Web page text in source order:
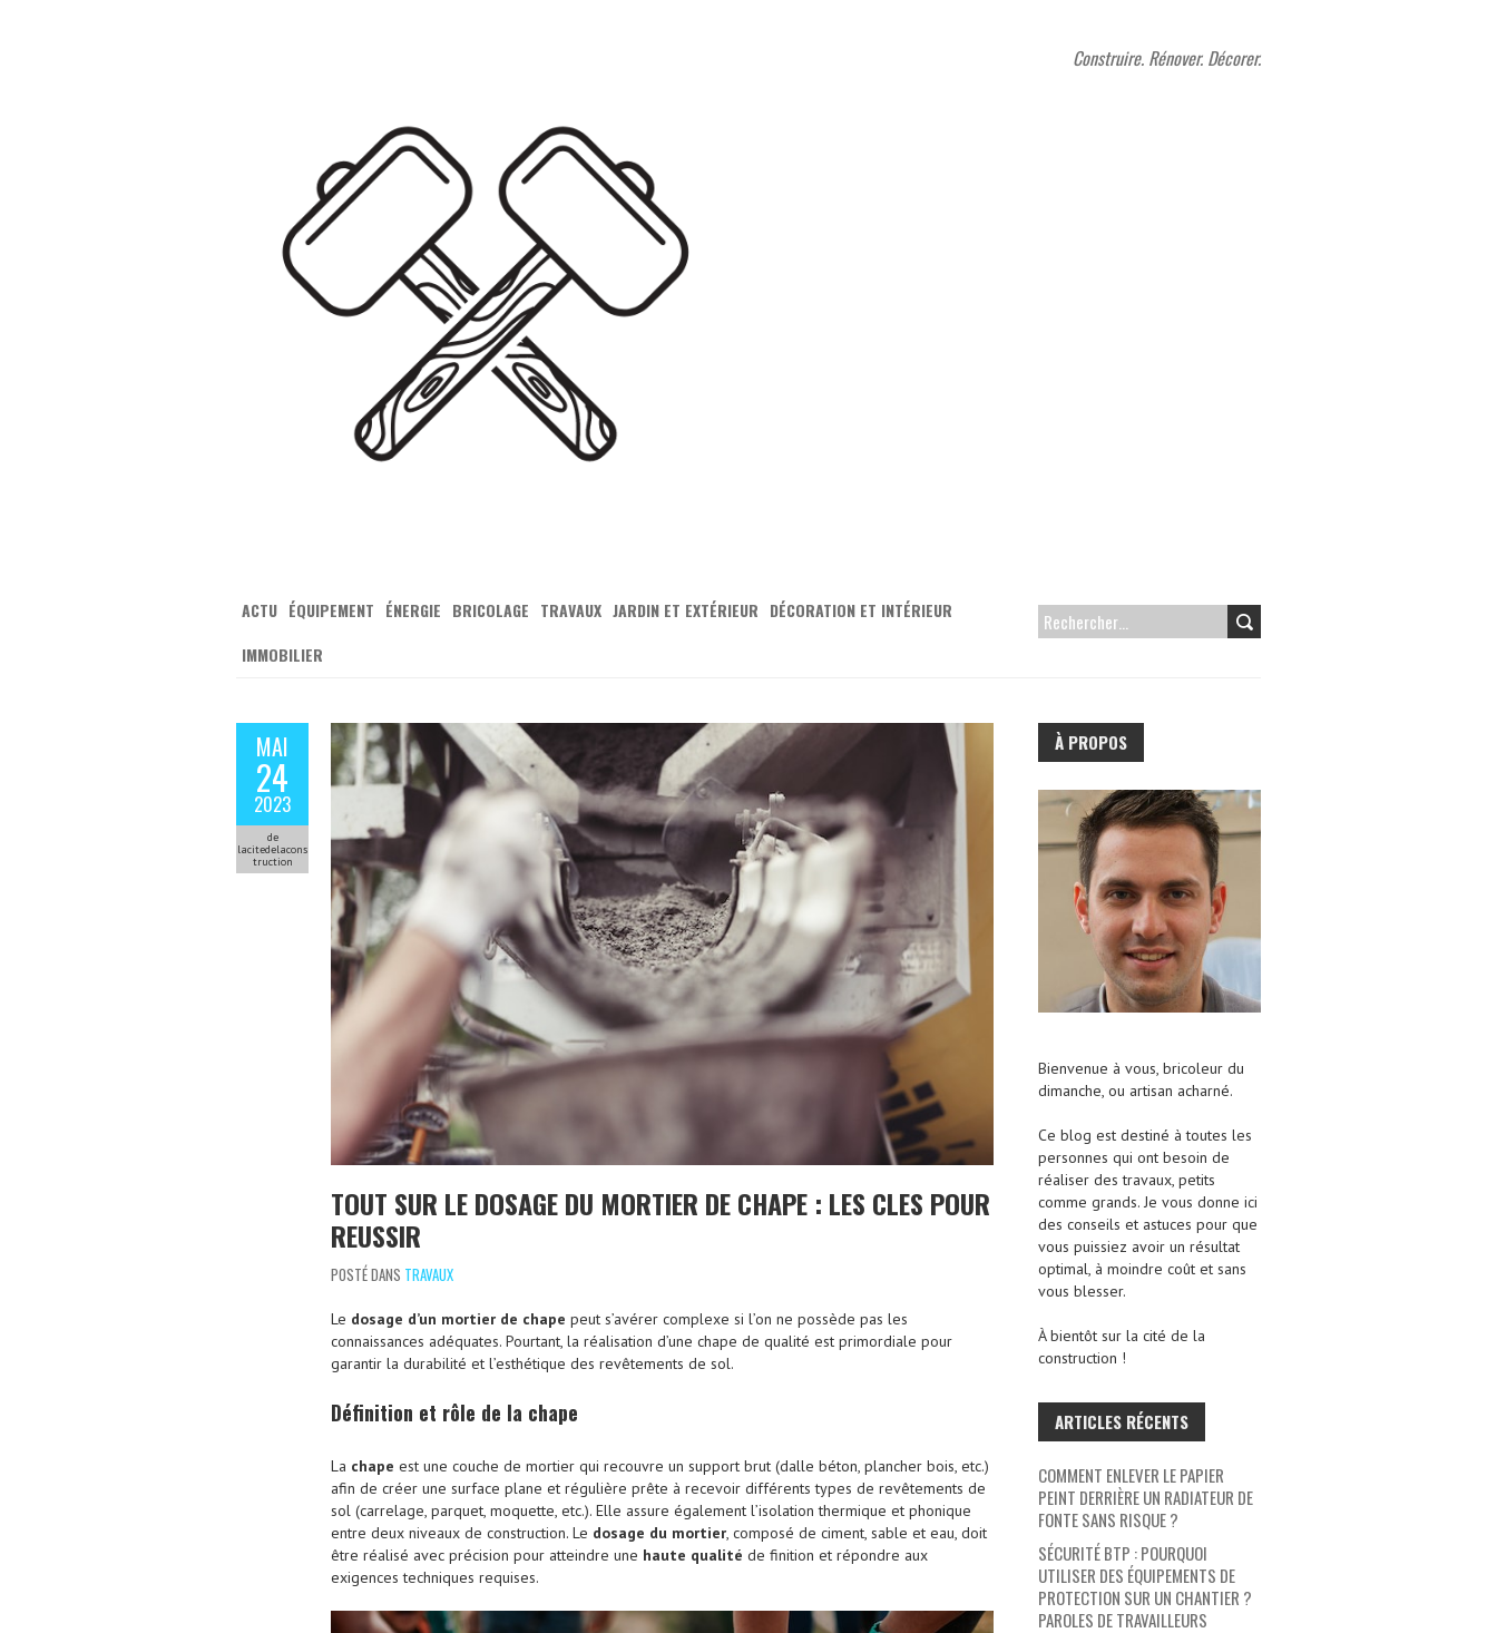
Construire. Rénover. Décorer.
ACTU ÉQUIPEMENT ÉNERGIE BRICOLAGE TRAVAUX JARDIN ET EXTÉRIEUR DÉCORATION ET INTÉRIEUR
IMMOBILIER
RECHERCHER :
MAI
24
2023
de
lacitedelacons
truction
TOUT SUR LE DOSAGE DU MORTIER DE CHAPE : LES CLES POUR
REUSSIR
POSTÉ DANS TRAVAUX
Le dosage d’un mortier de chape peut s’avérer complexe si l’on ne possède pas les
connaissances adéquates. Pourtant, la réalisation d’une chape de qualité est primordiale pour
garantir la durabilité et l’esthétique des revêtements de sol.
Définition et rôle de la chape
La chape est une couche de mortier qui recouvre un support brut (dalle béton, plancher bois, etc.)
afin de créer une surface plane et régulière prête à recevoir différents types de revêtements de
sol (carrelage, parquet, moquette, etc.). Elle assure également l’isolation thermique et phonique
entre deux niveaux de construction. Le dosage du mortier, composé de ciment, sable et eau, doit
être réalisé avec précision pour atteindre une haute qualité de finition et répondre aux
exigences techniques requises.
À PROPOS
Bienvenue à vous, bricoleur du
dimanche, ou artisan acharné.
Ce blog est destiné à toutes les
personnes qui ont besoin de
réaliser des travaux, petits
comme grands. Je vous donne ici
des conseils et astuces pour que
vous puissiez avoir un résultat
optimal, à moindre coût et sans
vous blesser.
À bientôt sur la cité de la
construction !
ARTICLES RÉCENTS
COMMENT ENLEVER LE PAPIER
PEINT DERRIÈRE UN RADIATEUR DE
FONTE SANS RISQUE ?
SÉCURITÉ BTP : POURQUOI
UTILISER DES ÉQUIPEMENTS DE
PROTECTION SUR UN CHANTIER ?
PAROLES DE TRAVAILLEURS